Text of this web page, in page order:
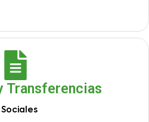
Transferencias